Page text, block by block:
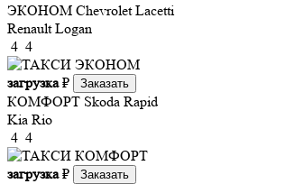
ЭКОНОМ Chevrolet Lacetti
Renault Logan
4 4
загрузка₽ Заказать
КОМФОРТ Skoda Rapid
Kia Rio
4 4
загрузка₽ Заказать